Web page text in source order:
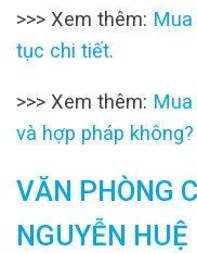
>>> Xem thêm:
tục chi tiết.
>>> Xem thêm:
và hợp pháp không?
VĂN PHÒNG
NGUYỄN HUỆ